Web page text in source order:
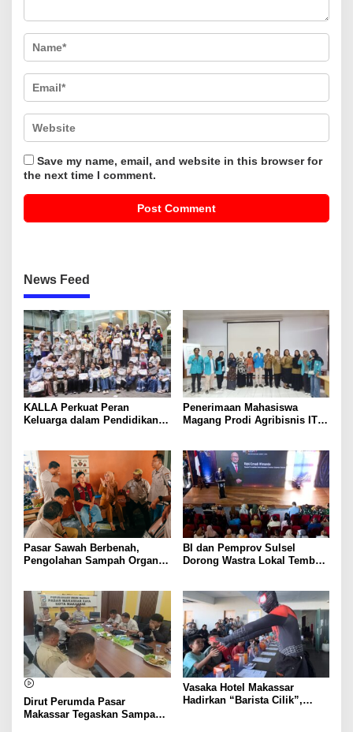
Save my name, email, and website in this browser for
the next time I comment.
News Feed
KALLA Perkuat Peran
Keluarga dalam Pendidikan
Penerimaan Mahasiswa
Magang Prodi Agribisnis ITP
Program MBKM
Pasar Sawah Berbenah,
Pengolahan Sampah Organik
BI dan Pemprov Sulsel
Dorong Wastra Lokal Tembus
Dirut Perumda Pasar
Makassar Tegaskan Sampah
Vasaka Hotel Makassar
Hadirkan “Barista Cilik”,